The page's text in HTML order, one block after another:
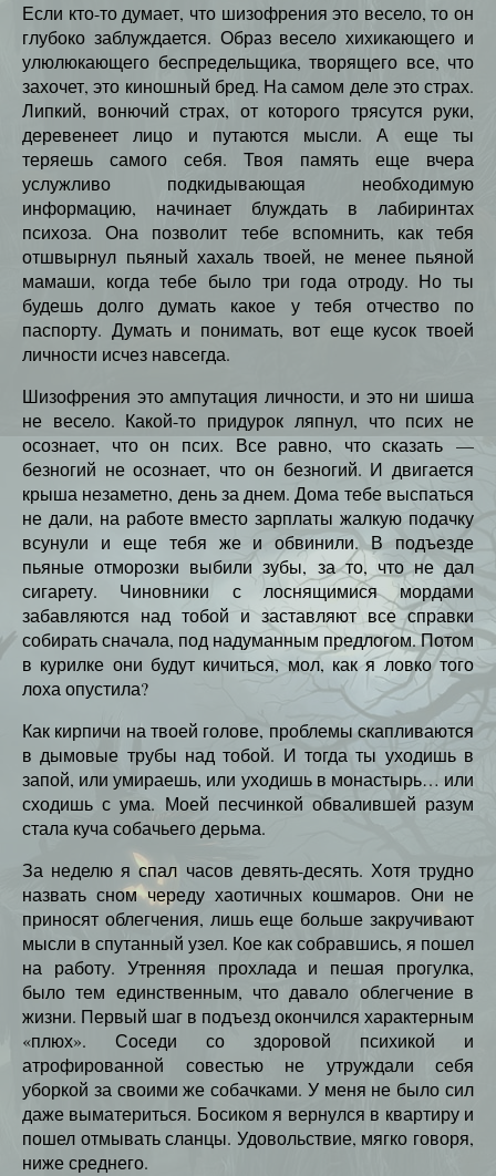
Если кто-то думает, что шизофрения это весело, то он
глубоко заблуждается. Образ весело хихикающего и
улюлюкающего беспредельщика, творящего все, что
захочет, это киношный бред. На самом деле это страх.
Липкий, вонючий страх, от которого трясутся руки,
деревенеет лицо и путаются мысли. А еще ты
теряешь самого себя. Твоя память еще вчера
услужливо подкидывающая необходимую
информацию, начинает блуждать в лабиринтах
психоза. Она позволит тебе вспомнить, как тебя
отшвырнул пьяный хахаль твоей, не менее пьяной
мамаши, когда тебе было три года отроду. Но ты
будешь долго думать какое у тебя отчество по
паспорту. Думать и понимать, вот еще кусок твоей
личности исчез навсегда.
Шизофрения это ампутация личности, и это ни шиша
не весело. Какой-то придурок ляпнул, что псих не
осознает, что он псих. Все равно, что сказать —
безногий не осознает, что он безногий. И двигается
крыша незаметно, день за днем. Дома тебе выспаться
не дали, на работе вместо зарплаты жалкую подачку
всунули и еще тебя же и обвинили. В подъезде
пьяные отморозки выбили зубы, за то, что не дал
сигарету. Чиновники с лоснящимися мордами
забавляются над тобой и заставляют все справки
собирать сначала, под надуманным предлогом. Потом
в курилке они будут кичиться, мол, как я ловко того
лоха опустила?
Как кирпичи на твоей голове, проблемы скапливаются
в дымовые трубы над тобой. И тогда ты уходишь в
запой, или умираешь, или уходишь в монастырь… или
сходишь с ума. Моей песчинкой обвалившей разум
стала куча собачьего дерьма.
За неделю я спал часов девять-десять. Хотя трудно
назвать сном череду хаотичных кошмаров. Они не
приносят облегчения, лишь еще больше закручивают
мысли в спутанный узел. Кое как собравшись, я пошел
на работу. Утренняя прохлада и пешая прогулка,
было тем единственным, что давало облегчение в
жизни. Первый шаг в подъезд окончился характерным
«плюх». Соседи со здоровой психикой и
атрофированной совестью не утруждали себя
уборкой за своими же собачками. У меня не было сил
даже выматериться. Босиком я вернулся в квартиру и
пошел отмывать сланцы. Удовольствие, мягко говоря,
ниже среднего.